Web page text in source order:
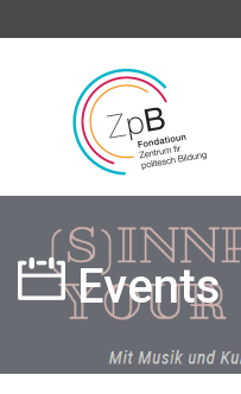
Events